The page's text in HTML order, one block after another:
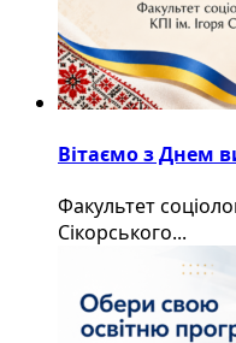
Вітаємо з Днем
Факультет
Сікорського...